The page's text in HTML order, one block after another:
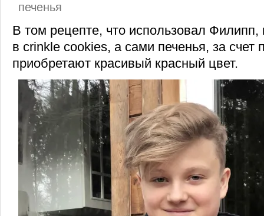
печенья
В том рецепте, что использовал
в crinkle cookies, а сами печенья, за счет
приобретают красивый красный цвет.